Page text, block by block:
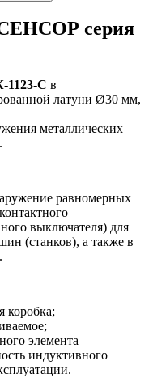
серия
1123-С в
латуни Ø30 мм,
металлических
равномерных
выключателя) для
(станков), а также в
коробка;
элемента
индуктивного